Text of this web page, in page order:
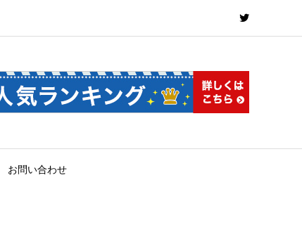
お問い合わせ